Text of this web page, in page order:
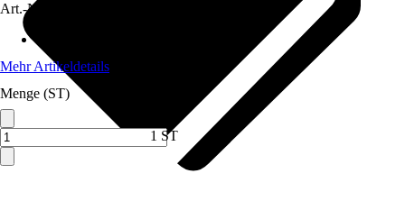
Art.-Nr.
Mehr Artikeldetails
Menge (ST)
1 ST